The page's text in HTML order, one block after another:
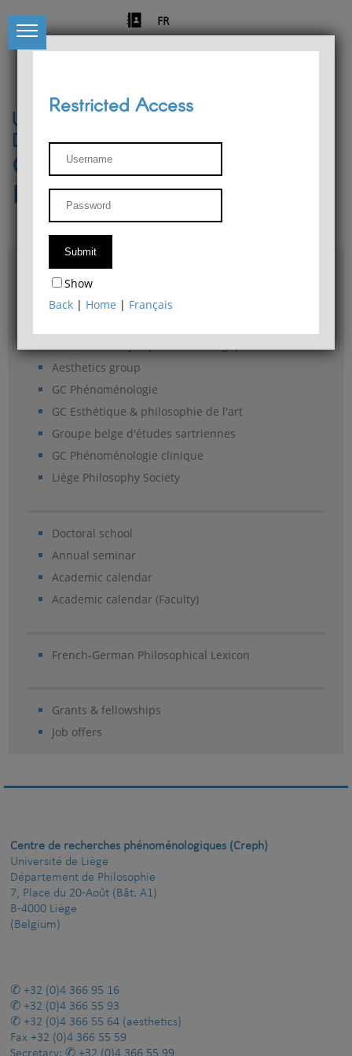
FR
University of Liège
Départment of Philosophy
Center for Phenomenological
Research
Access & maps
Philosophy Department Library
Aesthetics group
GC Phénoménologie
GC Esthétique & philosophie de l'art
Groupe belge d'études sartriennes
GC Phénoménologie clinique
Liège Philosophy Society
Doctoral school
Annual seminar
Academic calendar
Academic calendar (Faculty)
French-German Philosophical Lexicon
Grants & fellowships
Job offers
Restricted Access
Show
Back | Home | Français
Centre de recherches phénoménologiques (Creph)
Université de Liège
Département de Philosophie
7, Place du 20-Août (Bât. A1)
B-4000 Liège
(Belgium)
+32 (0)4 366 95 16
+32 (0)4 366 55 93
+32 (0)4 366 55 64 (aesthetics)
Fax +32 (0)4 366 55 59